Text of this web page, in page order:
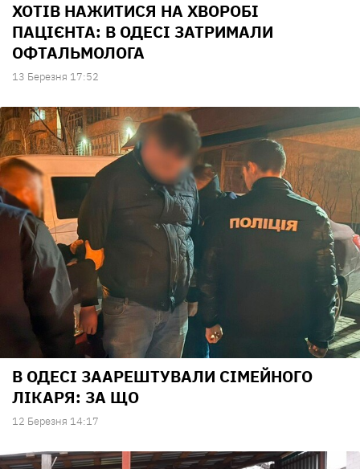
ХОТІВ НАЖИТИСЯ НА ХВОРОБІ
ПАЦІЄНТА: В ОДЕСІ ЗАТРИМАЛИ
ОФТАЛЬМОЛОГА
13 Березня 17:52
В ОДЕСІ ЗААРЕШТУВАЛИ СІМЕЙНОГО
ЛІКАРЯ: ЗА ЩО
12 Березня 14:17